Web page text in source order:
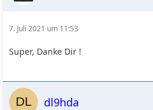
7. Juli 2021 um 11:53
Super, Danke Dir !
dl9hda